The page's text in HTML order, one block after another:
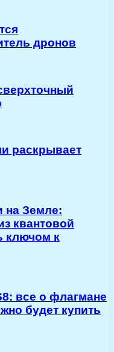
дронов
раскрывает
на Земле:
квантовой
ключом к
все о флагмане
будет купить